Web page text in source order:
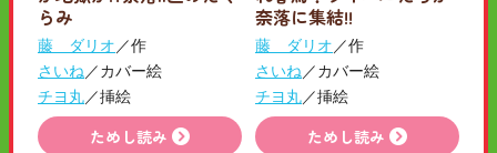
らみ
藤 ダリオ ／作
さいね ／カバー絵
チヨ丸／挿絵
ためし読み
奈落に集結!!
藤 ダリオ ／作
さいね ／カバー絵
チヨ丸／挿絵
ためし読み